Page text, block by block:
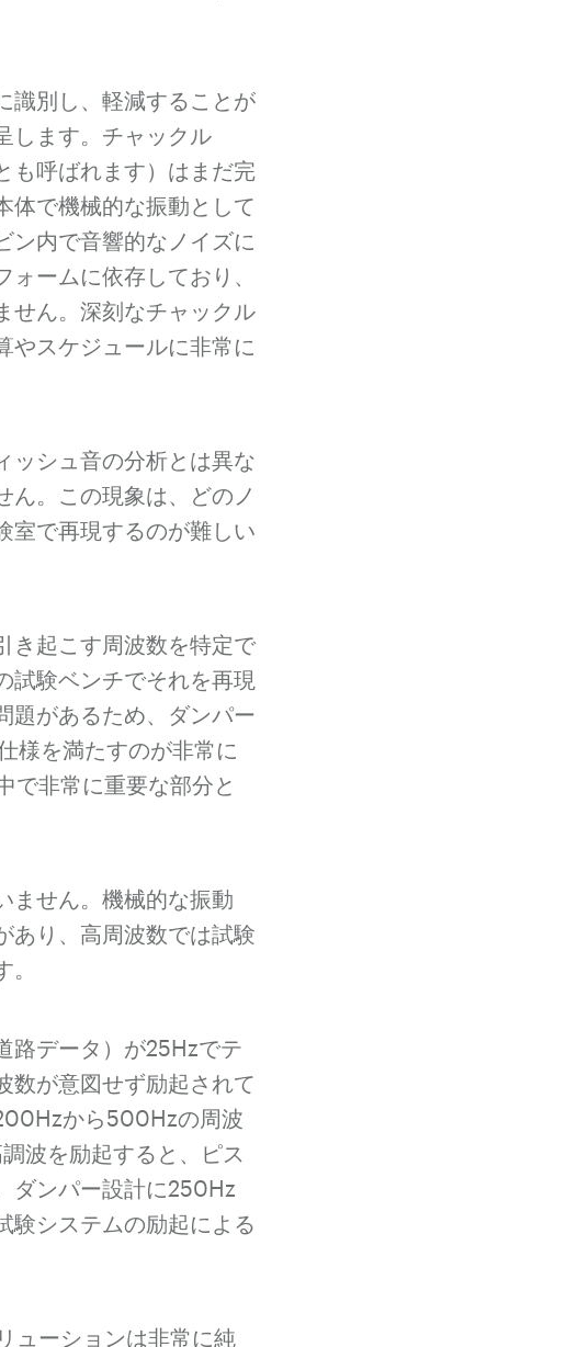
識別し、軽減することが
します。チャックル
も呼ばれます）はまだ完
体で機械的な振動として
ン内で音響的なノイズに
ームに依存しており、
せん。深刻なチャックル
やスケジュールに非常に
ッシュ音の分析とは異な
ん。この現象は、どのノ
室で再現するのが難しい
き起こす周波数を特定で
試験ベンチでそれを再現
題があるため、ダンパー
様を満たすのが非常に
で非常に重要な部分と
ません。機械的な振動
あり、高周波数では試験
路データ）が25Hzでテ
数が意図せず励起されて
から500Hzの周波
波を励起すると、ピス
ダンパー設計に250Hz
験システムの励起による
ューションは非常に純